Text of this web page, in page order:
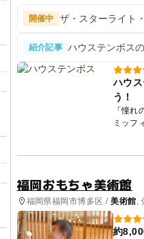
開催中 ザ・スターライト
紹介記事
ハウステンボス
ハウ
う！
「憧
ミッフ
福岡おもちゃ美術館
福岡県福岡市博多区 /美術館
約